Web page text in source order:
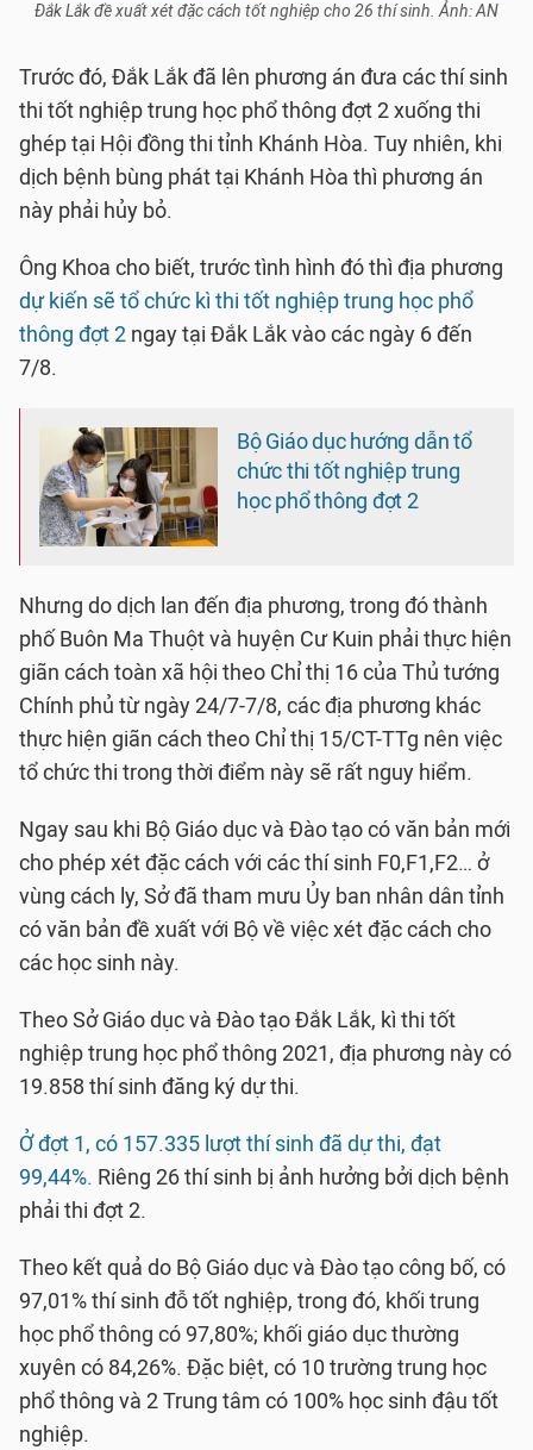
Đắk Lắk đề xuất xét đặc cách tốt nghiệp cho 26 thí sinh. Ảnh: AN
Trước đó, Đắk Lắk đã lên phương án đưa các thí sinh
thi tốt nghiệp trung học phổ thông đợt 2 xuống thi
ghép tại Hội đồng thi tỉnh Khánh Hòa. Tuy nhiên, khi
dịch bệnh bùng phát tại Khánh Hòa thì phương án
này phải hủy bỏ.
Ông Khoa cho biết, trước tình hình đó thì địa phương
dự kiến sẽ tổ chức kì thi tốt nghiệp trung học phổ
thông đợt 2 ngay tại Đắk Lắk vào các ngày 6 đến
7/8.
Bộ Giáo dục hướng dẫn tổ
chức thi tốt nghiệp trung
học phổ thông đợt 2
Nhưng do dịch lan đến địa phương, trong đó thành
phố Buôn Ma Thuột và huyện Cư Kuin phải thực hiện
giãn cách toàn xã hội theo Chỉ thị 16 của Thủ tướng
Chính phủ từ ngày 24/7-7/8, các địa phương khác
thực hiện giãn cách theo Chỉ thị 15/CT-TTg nên việc
tổ chức thi trong thời điểm này sẽ rất nguy hiểm.
Ngay sau khi Bộ Giáo dục và Đào tạo có văn bản mới
cho phép xét đặc cách với các thí sinh F0,F1,F2… ở
vùng cách ly, Sở đã tham mưu Ủy ban nhân dân tỉnh
có văn bản đề xuất với Bộ về việc xét đặc cách cho
các học sinh này.
Theo Sở Giáo dục và Đào tạo Đắk Lắk, kì thi tốt
nghiệp trung học phổ thông 2021, địa phương này có
19.858 thí sinh đăng ký dự thi.
Ở đợt 1, có 157.335 lượt thí sinh đã dự thi, đạt
99,44%. Riêng 26 thí sinh bị ảnh hưởng bởi dịch bệnh
phải thi đợt 2.
Theo kết quả do Bộ Giáo dục và Đào tạo công bố, có
97,01% thí sinh đỗ tốt nghiệp, trong đó, khối trung
học phổ thông có 97,80%; khối giáo dục thường
xuyên có 84,26%. Đặc biệt, có 10 trường trung học
phổ thông và 2 Trung tâm có 100% học sinh đậu tốt
nghiệp.